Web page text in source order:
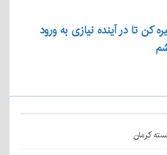
کن تا در آینده نیازی به ورود
کرمان